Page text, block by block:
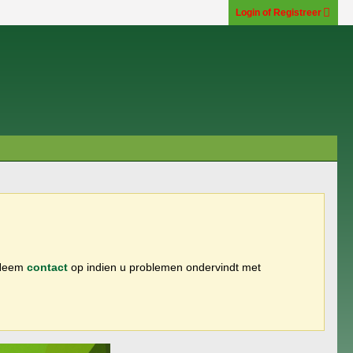
Login of Registreer
contact op indien u problemen ondervindt met